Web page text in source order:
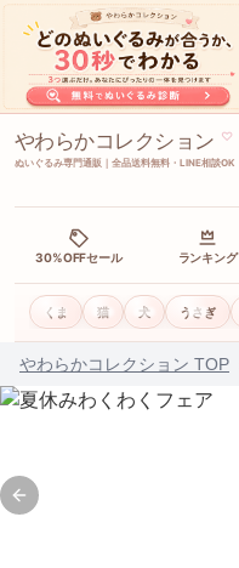
やわらかコレクション ♡
ぬいぐるみ専門通販｜全品送料無料・LINE相談OK
30%OFFセール ランキング
くま 猫 犬 うさぎ
やわらかコレクション TOP
Previous slide